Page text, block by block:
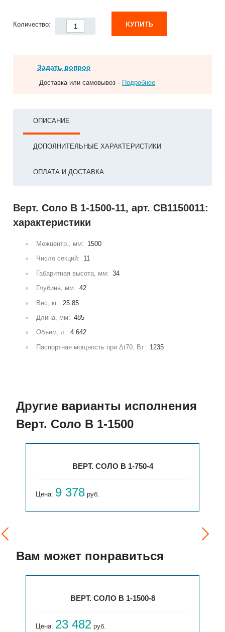
Количество: КУПИТЬ
Задать вопрос
Доставка или самовывоз - Подробнее
ОПИСАНИЕ
ДОПОЛНИТЕЛЬНЫЕ ХАРАКТЕРИСТИКИ
ОПЛАТА И ДОСТАВКА
Верт. Соло В 1-1500-11, арт. СВ1150011:
характеристики
Межцентр., мм: 1500
Число секций: 11
Габаритная высота, мм: 34
Глубина, мм: 42
Вес, кг: 25.85
Длина, мм: 485
Объем, л: 4.642
Паспортная мощность при Δt70, Вт: 1235
Другие варианты исполнения
Верт. Соло В 1-1500
ВЕРТ. СОЛО В 1-750-4
Цена: 9 378 руб.
Вам может понравиться
ВЕРТ. СОЛО В 1-1500-8
Цена: 23 482 руб.